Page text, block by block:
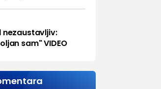
nezaustavljiv:
sam" VIDEO